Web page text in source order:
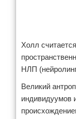
Холл
НЛП
Великий
индивидуумов